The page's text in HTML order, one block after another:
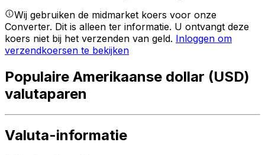
Wij gebruiken de midmarket koers voor onze
Converter. Dit is alleen ter informatie. U ontvangt deze
koers niet bij het verzenden van geld. Inloggen om
verzendkoersen te bekijken
Populaire Amerikaanse dollar (USD)
valutaparen
Valuta-informatie